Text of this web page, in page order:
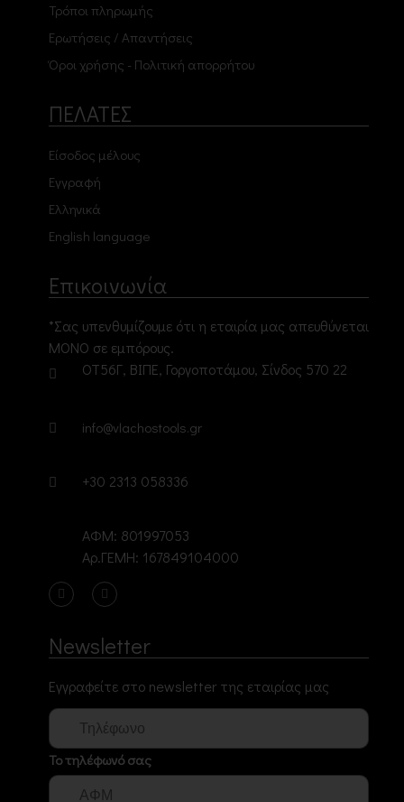
Τρόποι πληρωμής
Ερωτήσεις / Απαντήσεις
Όροι χρήσης - Πολιτική απορρήτου
ΠΕΛΑΤΕΣ
Είσοδος μέλους
Εγγραφή
Ελληνικά
English language
Επικοινωνία
*Σας υπενθυμίζουμε ότι η εταιρία μας απευθύνεται
ΜΟΝΟ σε εμπόρους.
ΟΤ56Γ, ΒΙΠΕ, Γοργοποτάμου, Σίνδος 570 22
info@vlachostools.gr
+30 2313 058336
ΑΦΜ: 801997053
Αρ.ΓΕΜΗ: 167849104000
Newsletter
Εγγραφείτε στο newsletter της εταιρίας μας
Το τηλέφωνό σας